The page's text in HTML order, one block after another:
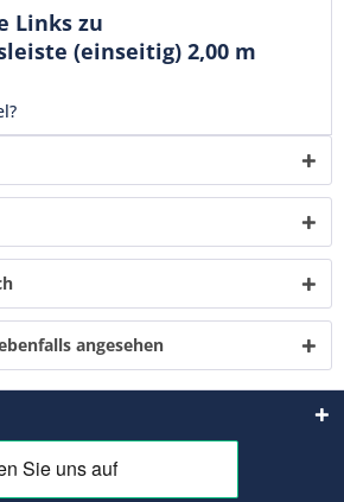
Links zu
(einseitig) 2,00 m
angesehen